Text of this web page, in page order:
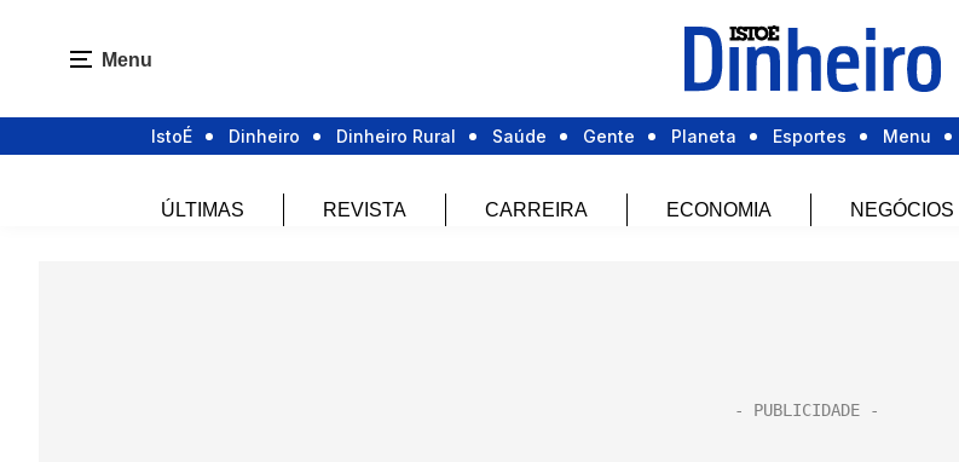
Menu
IstoÉ Dinheiro Dinheiro Rural Saúde Gente Planeta Esportes Menu
ÚLTIMAS REVISTA CARREIRA ECONOMIA NEGÓCIOS